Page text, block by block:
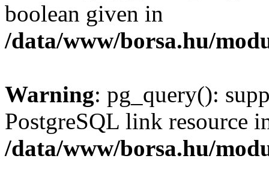
boolean given in
/data/www/borsa.hu/
Warning: pg_query():
PostgreSQL link resource
/data/www/borsa.hu/